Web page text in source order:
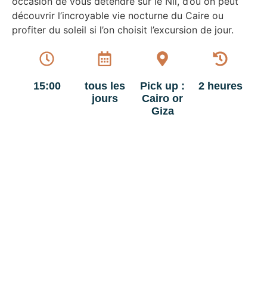
découvrir l’incroyable vie nocturne du Caire ou
profiter du soleil si l’on choisit l’excursion de jour.
15:00
tous les
jours
Pick up :
Cairo or
Giza
2 heures